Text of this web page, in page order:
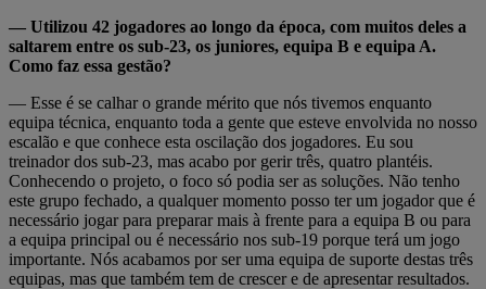
— Utilizou 42 jogadores ao longo da época, com muitos deles a
saltarem entre os sub-23, os juniores, equipa B e equipa A.
Como faz essa gestão?
— Esse é se calhar o grande mérito que nós tivemos enquanto
equipa técnica, enquanto toda a gente que esteve envolvida no nosso
escalão e que conhece esta oscilação dos jogadores. Eu sou
treinador dos sub-23, mas acabo por gerir três, quatro plantéis.
Conhecendo o projeto, o foco só podia ser as soluções. Não tenho
este grupo fechado, a qualquer momento posso ter um jogador que é
necessário jogar para preparar mais à frente para a equipa B ou para
a equipa principal ou é necessário nos sub-19 porque terá um jogo
importante. Nós acabamos por ser uma equipa de suporte destas três
equipas, mas que também tem de crescer e de apresentar resultados.